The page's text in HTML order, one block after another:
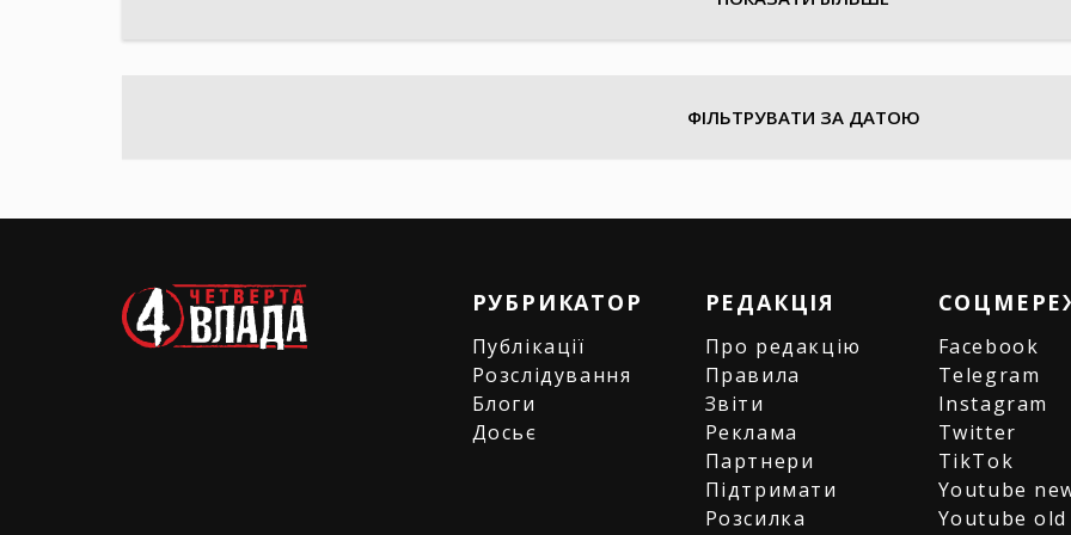
ФІЛЬТРУВАТИ ЗА ДАТОЮ
РУБРИКАТОР
Публікації
Розслідування
Блоги
Досьє
РЕДАКЦІЯ
Про редакцію
Правила
Звіти
Реклама
Партнери
Підтримати
Розсилка
Facebook
Telegram
Instagram
Twitter
TikTok
Youtube
Youtube old